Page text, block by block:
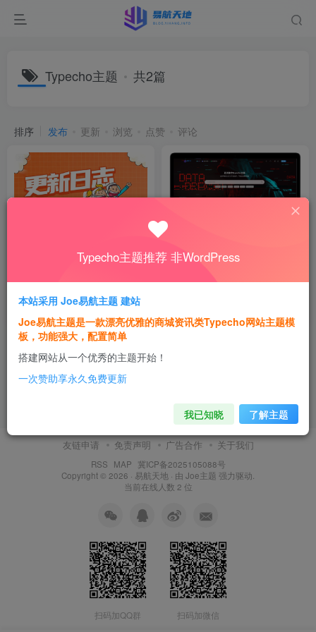
Typecho主题 共2篇
排序 发布 更新 浏览 点赞 评论
Joe易航主题-V2.24已更新
Joe易航主题 - 简约优雅、多
功能现代化的Typecho主题
友链申请 免责声明 广告合作 关于我们
RSS MAP
冀ICP备2025105088号
Copyright © 2026 · 易航天地 · 由 Joe主题 强力驱动.
当前在线人数 2 位
扫码加QQ群 扫码加微信
Typecho主题推荐 非WordPress
本站采用 Joe易航主题 建站
Joe易航主题是一款漂亮优雅的商城资讯类Typecho网站主题模
板，功能强大，配置简单
搭建网站从一个优秀的主题开始！
一次赞助享永久免费更新
我已知晓 了解主题